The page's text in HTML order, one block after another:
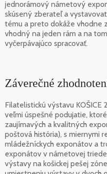
jednorámový námetový
skúsený zberateľ a
tému a preto dokáže vhodne
vhodný na jeden rám a na
vyčerpávajúco spracovať.
Záverečné
Filatelistickú výstavu
veľmi úspešné podujatie,
zaujímavých a kvalitných
poštová história), s miernymi
mládežníckych exponátov a
exponátov v námetovej
výstavy na košickej pešej